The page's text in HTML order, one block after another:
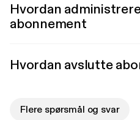
Hvordan
abonnement
Hvordan avslutte
Flere spørsmål og svar